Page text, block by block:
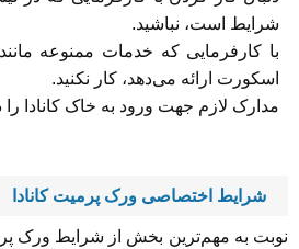
شرایط است، نباشید.
با کارفرمایی که خدمات ممنوعه
اسکورت ارائه می‌دهد، کار نکنید.
مدارک لازم جهت ورود به خاک کانادا را
شرایط اختصاصی ورک پرمیت کانادا
نوبت به مهم‌ترین بخش از شرایط ورک